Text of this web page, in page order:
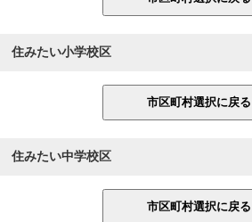
住みたい小学校区
住みたい中学校区